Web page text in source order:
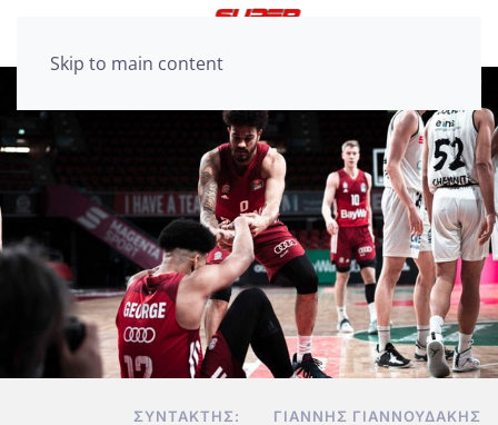
Skip to main content
ΣΥΝΤΆΚΤΗΣ: ΓΙΆΝΝΗΣ ΓΙΑΝΝΟΥΔΆΚΗΣ